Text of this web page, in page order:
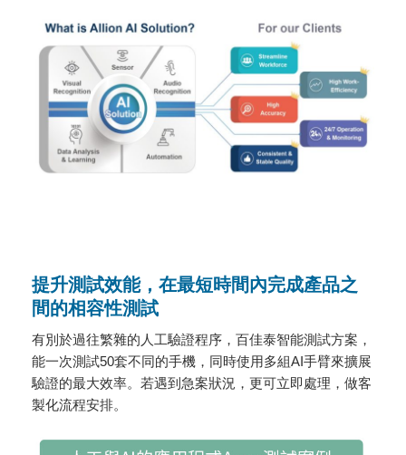
提升測試效能，在最短時間內完成產品之
間的相容性測試
有別於過往繁雜的人工驗證程序，百佳泰智能測試方案，
能一次測試50套不同的手機，同時使用多組AI手臂來擴展
驗證的最大效率。若遇到急案狀況，更可立即處理，做客
製化流程安排。